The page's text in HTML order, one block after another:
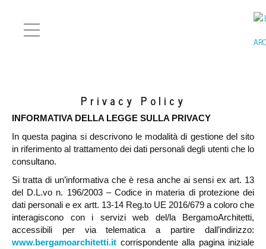
Privacy Policy
INFORMATIVA DELLA LEGGE SULLA PRIVACY
In questa pagina si descrivono le modalità di gestione del sito
in riferimento al trattamento dei dati personali degli utenti che lo
consultano.
Si tratta di un’informativa che è resa anche ai sensi ex art. 13
del D.L.vo n. 196/2003 – Codice in materia di protezione dei
dati personali e ex artt. 13-14 Reg.to UE 2016/679 a coloro che
interagiscono con i servizi web del/la BergamoArchitetti,
accessibili per via telematica a partire dall’indirizzo:
www.bergamoarchitetti.it corrispondente alla pagina iniziale